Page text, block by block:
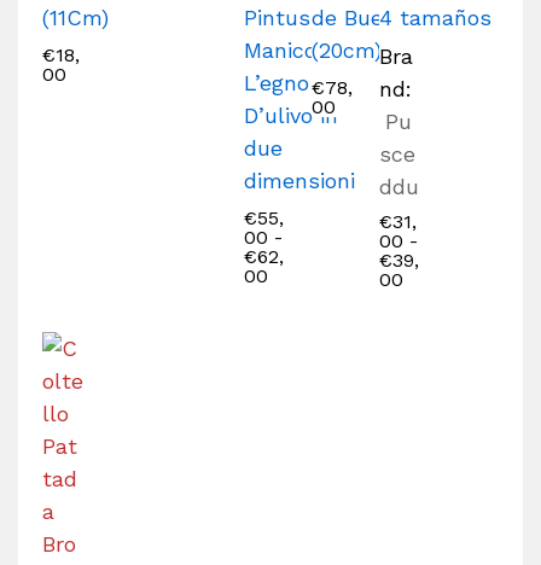
(11Cm)
€18,
00
Pintus
Manico In
L’egno
D’ulivo in
due
dimensioni
€55,
00 -
€62,
00
de Buey
(20cm)
€78,
00
4 tamaños
Bra
nd:
Pu
sce
ddu
€31,
00 -
€39,
00